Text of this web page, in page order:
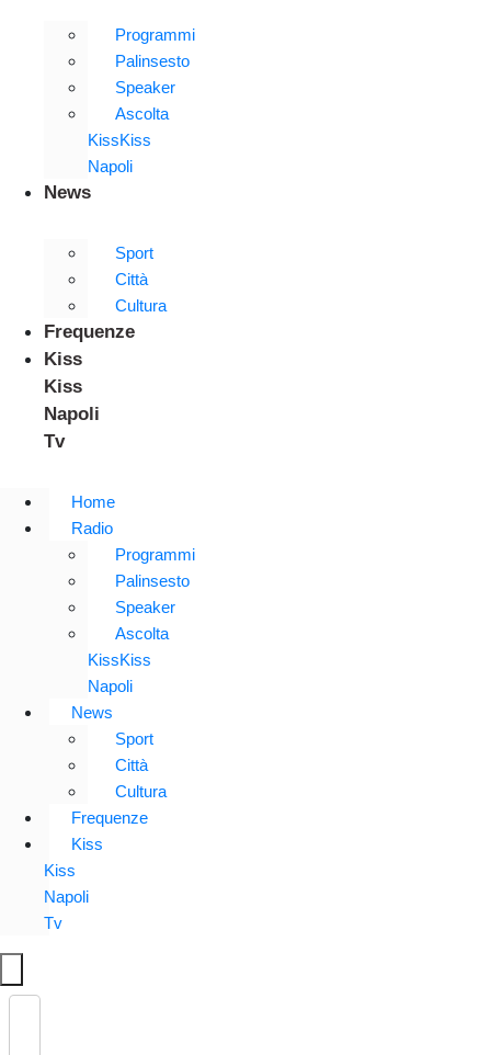
Programmi
Palinsesto
Speaker
Ascolta
KissKiss
Napoli
News
Sport
Città
Cultura
Frequenze
Kiss
Kiss
Napoli
Tv
Home
Radio
Programmi
Palinsesto
Speaker
Ascolta
KissKiss
Napoli
News
Sport
Città
Cultura
Frequenze
Kiss
Kiss
Napoli
Tv